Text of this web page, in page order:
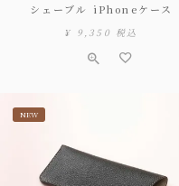
シェーブル iPhoneケース
¥ 9,350 税込
NEW